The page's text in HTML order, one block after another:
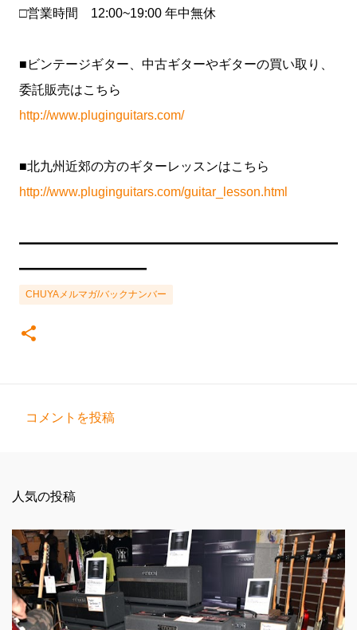
□営業時間 12:00~19:00 年中無休
■ビンテージギター、中古ギターやギターの買い取り、
委託販売はこちら
http://www.pluginguitars.com/
■北九州近郊の方のギターレッスンはこちら
http://www.pluginguitars.com/guitar_lesson.html
━━━━━━━━━━━━━━━━━━━━━━━━━
━━━━━━━━━━
CHUYAメルマガ/バックナンバー
ト
コメントを投稿
人気の投稿